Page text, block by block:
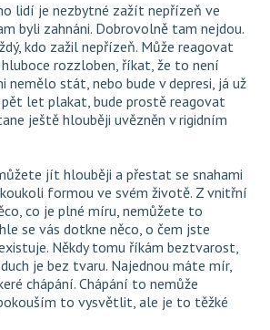
lidí je nezbytné zažít nepřízeň ve
byli zahnáni. Dobrovolně tam nejdou.
kdo zažil nepřízeň. Může reagovat
rozzloben, říkat, že to není
nemělo stát, nebo bude v depresi, já už
pět let plakat, bude prostě reagovat
ještě hlouběji uvězněn v rigidním
jít hlouběji a přestat se snahami
formou ve svém životě. Z vnitřní
co je plné míru, nemůžete to
se vás dotkne něco, o čem jste
Někdy tomu říkám beztvarost,
je bez tvaru. Najednou máte mír,
chápání. Chápání to nemůže
to vysvětlit, ale je to těžké